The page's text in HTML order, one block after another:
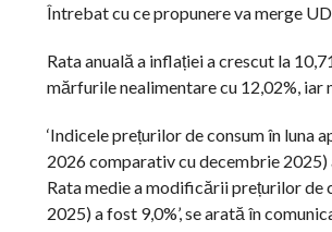
Întrebat cu ce propunere va merge
Rata anuală a inflației a crescut la
mărfurile nealimentare cu 12,02%,
‘Indicele prețurilor de consum în luna
2026 comparativ cu decembrie 2025)
Rata medie a modificării prețurilor de
2025) a fost 9,0%’, se arată în